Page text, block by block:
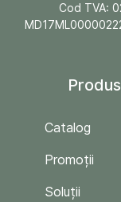
Cod TVA:
Catalog
Promoții
Soluții